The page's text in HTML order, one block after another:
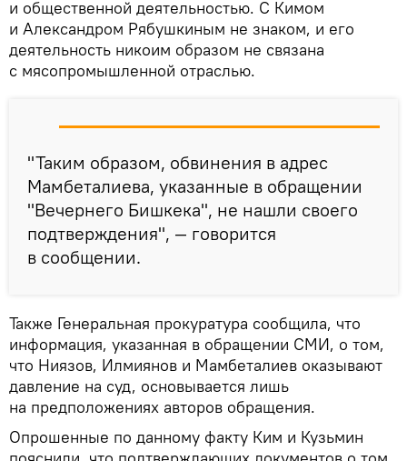
и общественной деятельностью. С Кимом
и Александром Рябушкиным не знаком, и его
деятельность никоим образом не связана
с мясопромышленной отраслью.
"Таким образом, обвинения в адрес
Мамбеталиева, указанные в обращении
"Вечернего Бишкека", не нашли своего
подтверждения", — говорится
в сообщении.
Также Генеральная прокуратура сообщила, что
информация, указанная в обращении СМИ, о том,
что Ниязов, Илмиянов и Мамбеталиев оказывают
давление на суд, основывается лишь
на предположениях авторов обращения.
Опрошенные по данному факту Ким и Кузьмин